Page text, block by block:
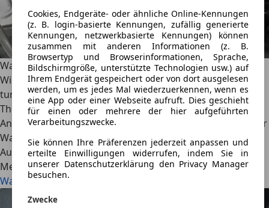
Cookies, Endgeräte- oder ähnliche Online-Kennungen
(z. B. login-basierte Kennungen, zufällig generierte
Kennungen, netzwerkbasierte Kennungen) können
zusammen mit anderen Informationen (z. B.
Browsertyp und Browserinformationen, Sprache,
Bildschirmgröße, unterstützte Technologien usw.) auf
Ihrem Endgerät gespeichert oder von dort ausgelesen
werden, um es jedes Mal wiederzuerkennen, wenn es
eine App oder einer Webseite aufruft. Dies geschieht
für einen oder mehrere der hier aufgeführten
Verarbeitungszwecke.
Sie können Ihre Präferenzen jederzeit anpassen und
erteilte Einwilligungen widerrufen, indem Sie in
unserer Datenschutzerklärung den Privacy Manager
besuchen.
Zwecke
Warum zieht der Motor Wasser – wir klären auf.
Wie zieht ein Motor Wasser und warum? Was sollte man
tun, wenn er Wasser aufnimmt? Unser Ratgeber zum
Thema enthält spannende Tipps zum Erkennen der
Anzeichen und verrät, was man tun sollte, wenn der Motor
Wasser zieht.
AutoScout24
·12.05.2022·8 Min. Lesezeit
Mehr lesen
Warum zieht der Motor Wasser – wir klären auf.